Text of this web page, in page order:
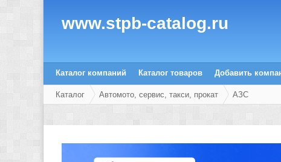
www.stpb-catalog.ru
Каталог компаний Каталог товаров Добавить
Каталог Автомото, сервис, такси, прокат АЗС